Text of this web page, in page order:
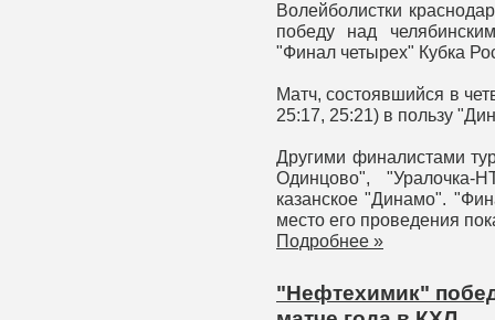
Волейболистки
победу над
"Финал четырех" Кубка
Матч, состоявшийся в
25:17, 25:21) в пользу
Другими финалистами
Одинцово", "Уралочка-
казанское "Динамо".
место его проведения
Подробнее »
"Нефтехимик"